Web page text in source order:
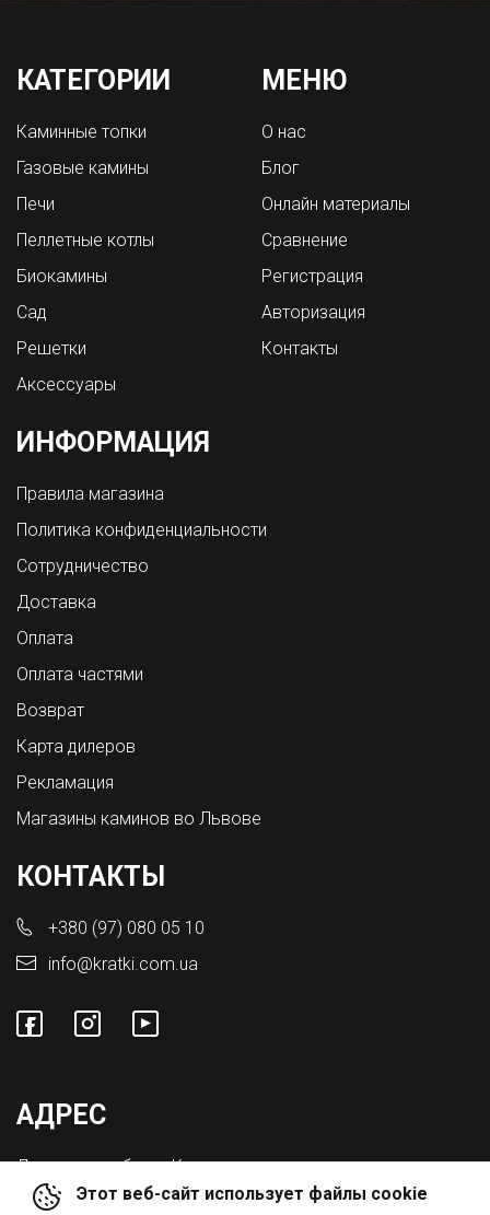
Этот веб-сайт использует файлы cookie
КАТЕГОРИИ
Каминные топки
Газовые камины
Печи
Пеллетные котлы
Биокамины
Сад
Решетки
Аксессуары
МЕНЮ
О нас
Блог
Онлайн материалы
Сравнение
Регистрация
Авторизация
Контакты
ИНФОРМАЦИЯ
Правила магазина
Политика конфиденциальности
Сотрудничество
Доставка
Оплата
Оплата частями
Возврат
Карта дилеров
Рекламация
Магазины каминов во Львове
КОНТАКТЫ
+380 (97) 080 05 10
info@kratki.com.ua
АДРЕС
Львовская обл., с. Конопниця,
ул. Городоцкая 8а